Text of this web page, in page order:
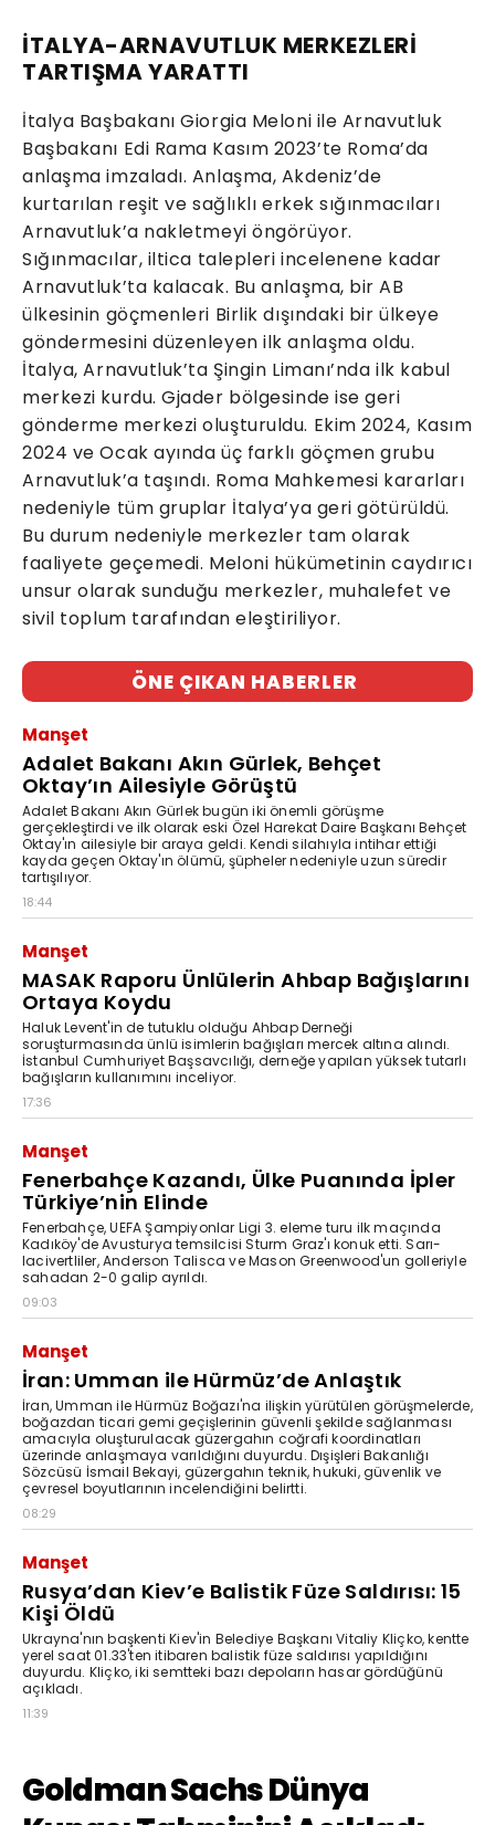
İTALYA-ARNAVUTLUK MERKEZLERİ
TARTIŞMA YARATTI
İtalya Başbakanı Giorgia Meloni ile Arnavutluk
Başbakanı Edi Rama Kasım 2023’te Roma’da
anlaşma imzaladı. Anlaşma, Akdeniz’de
kurtarılan reşit ve sağlıklı erkek sığınmacıları
Arnavutluk’a nakletmeyi öngörüyor.
Sığınmacılar, iltica talepleri incelenene kadar
Arnavutluk’ta kalacak. Bu anlaşma, bir AB
ülkesinin göçmenleri Birlik dışındaki bir ülkeye
göndermesini düzenleyen ilk anlaşma oldu.
İtalya, Arnavutluk’ta Şingin Limanı’nda ilk kabul
merkezi kurdu. Gjader bölgesinde ise geri
gönderme merkezi oluşturuldu. Ekim 2024, Kasım
2024 ve Ocak ayında üç farklı göçmen grubu
Arnavutluk’a taşındı. Roma Mahkemesi kararları
nedeniyle tüm gruplar İtalya’ya geri götürüldü.
Bu durum nedeniyle merkezler tam olarak
faaliyete geçemedi. Meloni hükümetinin caydırıcı
unsur olarak sunduğu merkezler, muhalefet ve
sivil toplum tarafından eleştiriliyor.
ÖNE ÇIKAN HABERLER
Manşet
Adalet Bakanı Akın Gürlek, Behçet
Oktay’ın Ailesiyle Görüştü
Adalet Bakanı Akın Gürlek bugün iki önemli görüşme
gerçekleştirdi ve ilk olarak eski Özel Harekat Daire Başkanı Behçet
Oktay'ın ailesiyle bir araya geldi. Kendi silahıyla intihar ettiği
kayda geçen Oktay'ın ölümü, şüpheler nedeniyle uzun süredir
tartışılıyor.
18:44
Manşet
MASAK Raporu Ünlülerin Ahbap Bağışlarını
Ortaya Koydu
Haluk Levent'in de tutuklu olduğu Ahbap Derneği
soruşturmasında ünlü isimlerin bağışları mercek altına alındı.
İstanbul Cumhuriyet Başsavcılığı, derneğe yapılan yüksek tutarlı
bağışların kullanımını inceliyor.
17:36
Manşet
Fenerbahçe Kazandı, Ülke Puanında İpler
Türkiye’nin Elinde
Fenerbahçe, UEFA Şampiyonlar Ligi 3. eleme turu ilk maçında
Kadıköy'de Avusturya temsilcisi Sturm Graz'ı konuk etti. Sarı-
lacivertliler, Anderson Talisca ve Mason Greenwood'un golleriyle
sahadan 2-0 galip ayrıldı.
09:03
Manşet
İran: Umman ile Hürmüz’de Anlaştık
İran, Umman ile Hürmüz Boğazı'na ilişkin yürütülen görüşmelerde,
boğazdan ticari gemi geçişlerinin güvenli şekilde sağlanması
amacıyla oluşturulacak güzergahın coğrafi koordinatları
üzerinde anlaşmaya varıldığını duyurdu. Dışişleri Bakanlığı
Sözcüsü İsmail Bekayi, güzergahın teknik, hukuki, güvenlik ve
çevresel boyutlarının incelendiğini belirtti.
08:29
Manşet
Rusya’dan Kiev’e Balistik Füze Saldırısı: 15
Kişi Öldü
Ukrayna'nın başkenti Kiev'in Belediye Başkanı Vitaliy Kliçko, kentte
yerel saat 01.33'ten itibaren balistik füze saldırısı yapıldığını
duyurdu. Kliçko, iki semtteki bazı depoların hasar gördüğünü
açıkladı.
11:39